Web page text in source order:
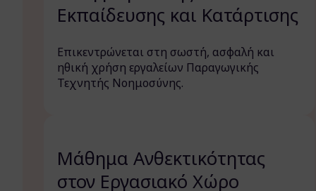
Εκπαίδευσης και Κατάρτισης
Επικεντρώνεται στη σωστή, ασφαλή και
ηθική χρήση εργαλείων Παραγωγικής
Τεχνητής Νοημοσύνης.
Μάθημα Ανθεκτικότητας
στον Εργασιακό Χώρο